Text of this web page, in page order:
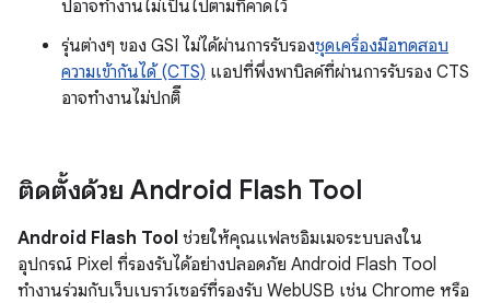
ปอาจทำงานไม่เป็นไปตามที่คาดไว้
รุ่นต่างๆ ของ GSI ไม่ได้ผ่านการรับรองชุดเครื่องมือทดสอบ
ความเข้ากันได้ (CTS) แอปที่พึ่งพาบิลด์ที่ผ่านการรับรอง CTS
อาจทำงานไม่ปกติื
ติดตั้งด้วย Android Flash Tool
Android Flash Tool ช่วยให้คุณแฟลชอิมเมจระบบลงใน
อุปกรณ์ Pixel ที่รองรับได้อย่างปลอดภัย Android Flash Tool
ทำงานร่วมกับเว็บเบราว์เซอร์ที่รองรับ WebUSB เช่น Chrome หรือ